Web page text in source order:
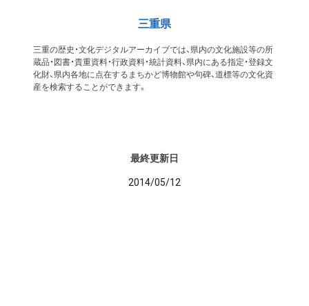
三重県
三重の歴史・文化デジタルアーカイブでは、県内の文化施設等の所
蔵品・図書・貴重資料・行政資料・統計資料、県内にある指定・登録文
化財、県内各地に点在するまちかど博物館や句碑、道標等の文化資
産を検索することができます。
最終更新日
2014/05/12